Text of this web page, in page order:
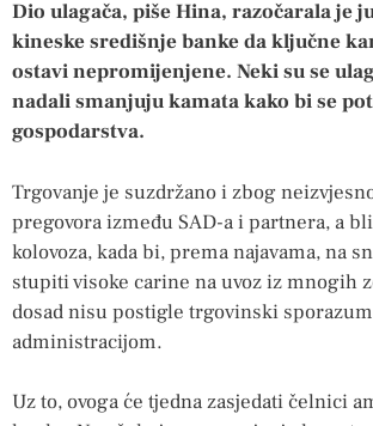
Dio ulagača, piše Hina, razočarala je
kineske središnje banke da ključne
ostavi nepromijenjene. Neki su se
nadali smanjuju kamata kako bi se
gospodarstva.
Trgovanje je suzdržano i zbog
pregovora između SAD-a i partnera, a
kolovoza, kada bi, prema najavama, na
stupiti visoke carine na uvoz iz mnogih
dosad nisu postigle trgovinski
administracijom.
Uz to, ovoga će tjedna zasjedati čelnici